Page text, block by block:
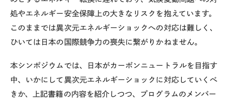
処やエネルギー安全保障上の大きなリスクを抱えています。
このままでは異次元エネルギーショックへの対応は難しく、
ひいては日本の国際競争力の喪失に繋がりかねません。
本シンポジウムでは、日本がカーボンニュートラルを目指す
中、いかにして異次元エネルギーショックに対応していくべ
きか、上記書籍の内容を紹介しつつ、プログラムのメンバー